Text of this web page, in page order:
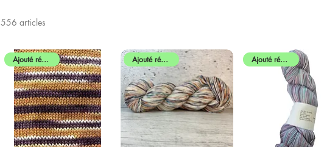
556 articles
Ajouté récemment Ajouté récemment Ajouté récemment